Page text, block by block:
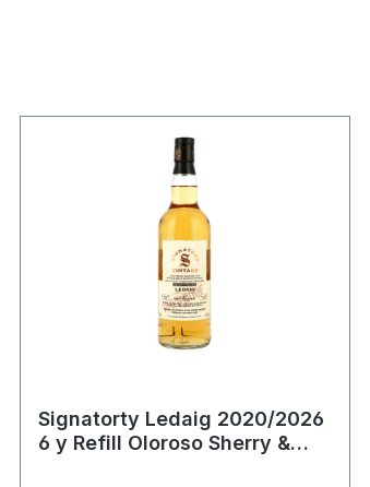
Signatorty Ledaig 2020/2026
6 y Refill Oloroso Sherry &